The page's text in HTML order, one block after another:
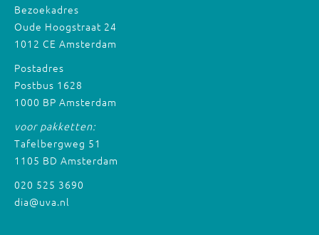
Bezoekadres
Oude Hoogstraat 24
1012 CE Amsterdam
Postadres
Postbus 1628
1000 BP Amsterdam
voor pakketten:
Tafelbergweg 51
1105 BD Amsterdam
020 525 3690
dia@uva.nl